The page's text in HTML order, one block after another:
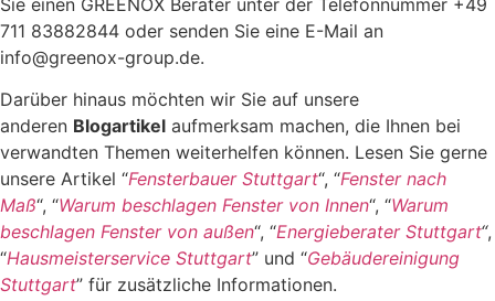
711 83882844 oder senden Sie eine E-Mail an
info@greenox-group.de.
Darüber hinaus möchten wir Sie auf unsere
anderen Blogartikel aufmerksam machen, die Ihnen bei
verwandten Themen weiterhelfen können. Lesen Sie gerne
unsere Artikel “Fensterbauer Stuttgart“, “Fenster nach
Maß“, “Warum beschlagen Fenster von Innen“, “Warum
beschlagen Fenster von außen“, “Energieberater Stuttgart“,
“Hausmeisterservice Stuttgart” und “Gebäudereinigung
Stuttgart” für zusätzliche Informationen.